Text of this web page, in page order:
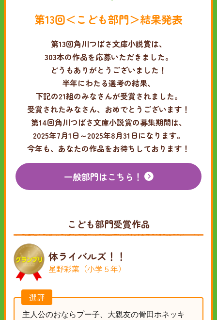
第13回＜こども部門＞結果発表
第13回角川つばさ文庫小説賞は、
303本の作品を応募いただきました。
どうもありがとうございました！
半年にわたる選考の結果、
下記の21組のみなさんが受賞されました。
受賞されたみなさん、おめでとうございます！
第14回角川つばさ文庫小説賞の募集期間は、
2025年7月1日～2025年8月31日になります。
今年も、あなたの作品をお待ちしております！
一般部門はこちら！
こども部門受賞作品
体ライバルズ！！
星野彩葉（小学５年）
選評
主人公のおならプー子、大親友の骨田ホネッキ